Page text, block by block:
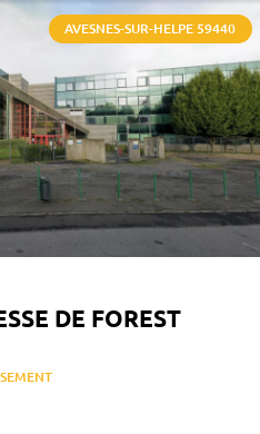
AVESNES-SUR-HELPE 59440
DE FOREST